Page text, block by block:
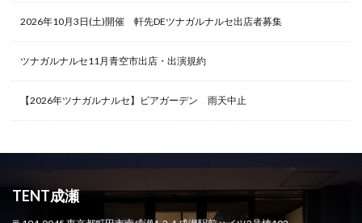
2026年10月3日(土)開催 軒先DEツナガルナルセ出店者募集
ツナガルナルセ11月青空市出店・出演規約
【2026年ツナガルナルセ】ビアガーデン 雨天中止
TENT成瀬